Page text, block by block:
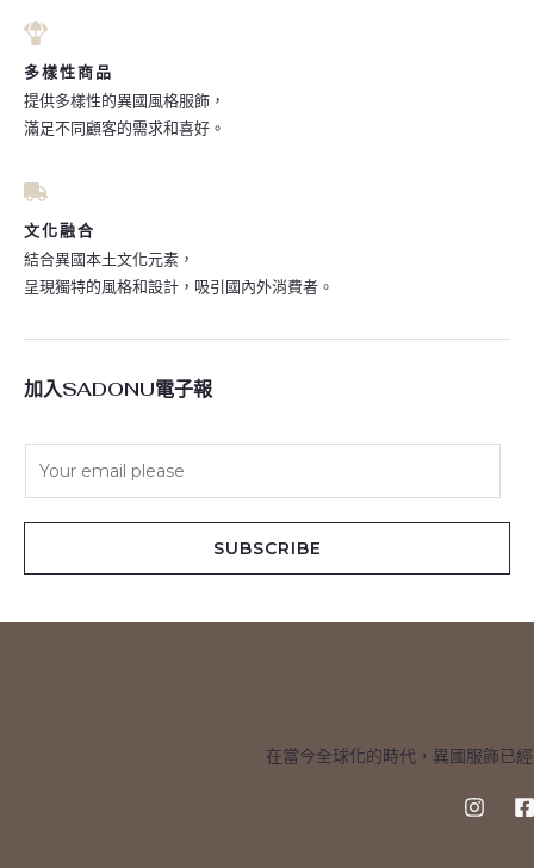
多樣性商品
提供多樣性的異國風格服飾，
滿足不同顧客的需求和喜好。
文化融合
結合異國本土文化元素，
呈現獨特的風格和設計，吸引國內外消費者。
加入SADONU電子報
SUBSCRIBE
在當今全球化的時代，異國服飾已